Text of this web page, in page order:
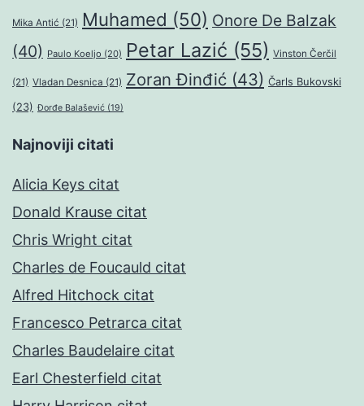
Mika Antić (21) Muhamed (50) Onore De Balzak
(40) Paulo Koeljo (20) Petar Lazić (55) Vinston Čerčil
(21) Vladan Desnica (21) Zoran Đinđić (43) Čarls Bukovski
(23) Đorđe Balašević (19)
Najnoviji citati
Alicia Keys citat
Donald Krause citat
Chris Wright citat
Charles de Foucauld citat
Alfred Hitchock citat
Francesco Petrarca citat
Charles Baudelaire citat
Earl Chesterfield citat